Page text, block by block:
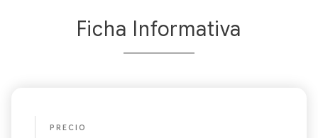
Rentabilidad segura a largo plazo
Retorno de inversión del 15%
Ficha Informativa
PRECIO